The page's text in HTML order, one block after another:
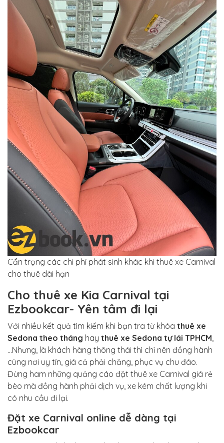
Cẩn trọng các chi phí phát sinh khác khi thuê xe Carnival
cho thuê dài hạn
Cho thuê xe Kia Carnival tại
Ezbookcar- Yên tâm đi lại
Với nhiều kết quả tìm kiếm khi bạn tra từ khóa thuê xe
Sedona theo tháng hay thuê xe Sedona tự lái TPHCM
…Nhưng, là khách hàng thông thái thì chỉ nên đồng hành
cùng nơi uy tín, giá cả phải chăng, phục vụ chu đáo.
Đừng ham những quảng cáo đặt thuê xe Carnival giá rẻ
bèo mà đồng hành phải dịch vụ, xe kém chất lượng khi
có nhu cầu đi lại.
Đặt xe Carnival online dễ dàng tại
Ezbookcar